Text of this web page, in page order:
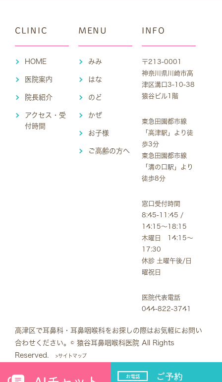
CLINIC
HOME
医院案内
院長紹介
アクセス・受
付時間
MENU
みみ
はな
のど
かぜ
お子様
ご高齢の方へ
INFO
〒213-0001
神奈川県川崎市高
津区溝口3-10-38
猿谷ビル1階
東急田園都市線
「高津駅」より徒
歩3分
東急田園都市線
「溝の口駅」より
徒歩8分
窓口受付時間
8:45-11:45 /
14:15～18:15
木曜日 14:15～
17:30
休診 土曜午後/日
曜祝日
医院代表電話
044-822-3741
高津区で耳鼻科・耳鼻咽喉科をお探しの際はお気軽にお問い
合わせください。 © 猿谷耳鼻咽喉科医院 All Rights
Reserved.
>サイトマップ